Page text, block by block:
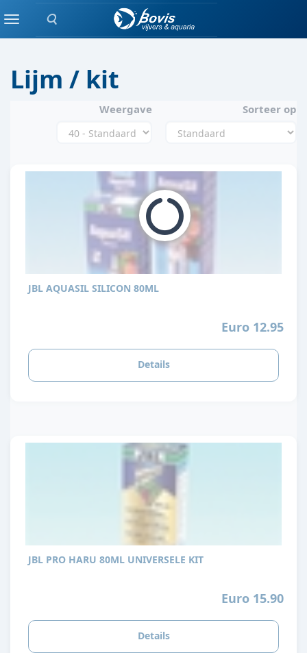
Zoeken
MenuACHTERWAND
Lijm / kit
Weergave Sorteer op
JBL AQUASIL SILICON 80ML
Euro 12.95
Details
JBL PRO HARU 80ML UNIVERSELE KIT
Euro 15.90
Details